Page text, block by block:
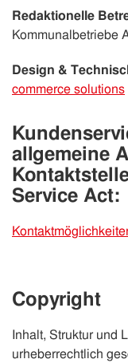
Redaktionelle
Kommunalbetriebe
Design &
commerce solutions
allgemeine
Service Act:
Copyright
Inhalt, Struktur und
urheberrechtlich